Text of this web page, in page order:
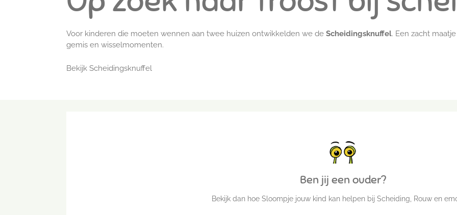
Voor kinderen die moeten wennen aan twee huizen ontwikkelden we de Scheidingsknuffel. Een zacht
gemis en wisselmomenten.
Bekijk Scheidingsknuffel
Ben jij een ouder?
Bekijk dan hoe Sloompje jouw kind kan helpen bij Scheiding, Rouw en